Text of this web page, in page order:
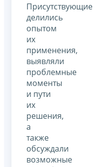
Присутствующие
делились
опытом
их
применения,
выявляли
проблемные
моменты
и пути
их
решения,
а
также
обсуждали
возможные